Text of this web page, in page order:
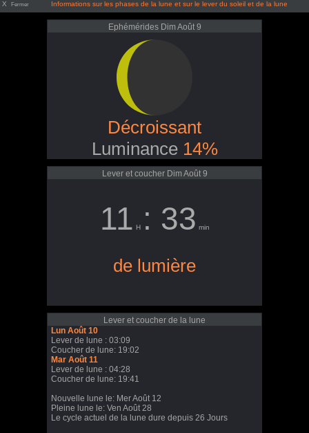
X Fermer Informations sur les phases de la lune et sur le lever du soleil et de la lune
Ephémérides Dim Août 9
Décroissant
Luminance 14%
Lever et coucher Dim Août 9
11 H : 33 min
de lumière
Lever et coucher de la lune
Lun Août 10
Lever de lune : 03:09
Coucher de lune: 19:02
Mar Août 11
Lever de lune : 04:28
Coucher de lune: 19:41
Nouvelle lune le: Mer Août 12
Pleine lune le: Ven Août 28
Le cycle actuel de la lune dure depuis 26 Jours